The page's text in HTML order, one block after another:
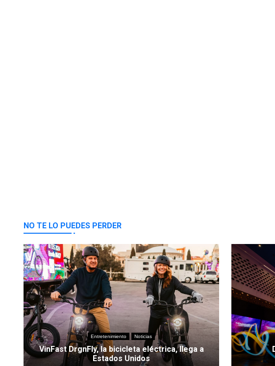
NO TE LO PUEDES PERDER
Entretenimiento Noticias
VinFast DrgnFly, la bicicleta eléctrica, llega a
Estados Unidos